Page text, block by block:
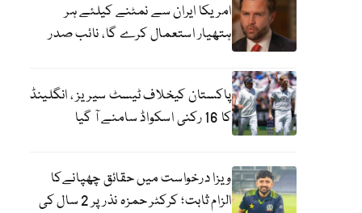
امریکا ایران سے نمٹنے کیلئے ہر
ہتھیار استعمال کرے گا، نائب صدر
پاکستان کیخلاف ٹیسٹ سیریز ، انگلینڈ
کا 16 رکنی اسکواڈ سامنے آ گیا
ویزا درخواست میں حقائق چھپانےکا
الزام ثابت؛ کرکٹر حمزہ نذر پر 2 سال کی